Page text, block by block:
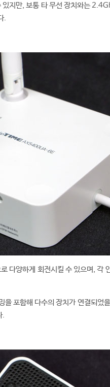
있지만, 보통 타 무선 장치와는
.
다양하게 회전시킬 수 있으며, 각
포함해 다수의 장치가 연결되었
.